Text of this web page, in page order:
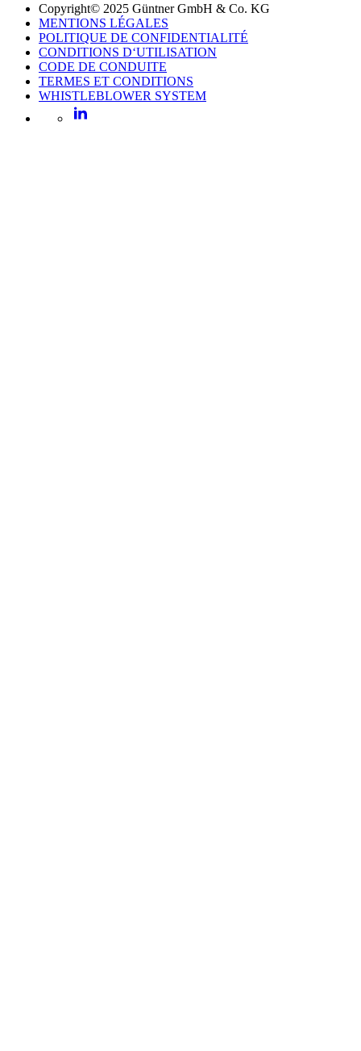
Copyright© 2025 Güntner GmbH & Co. KG
MENTIONS LÉGALES
POLITIQUE DE CONFIDENTIALITÉ
CONDITIONS D‘UTILISATION
CODE DE CONDUITE
TERMES ET CONDITIONS
WHISTLEBLOWER SYSTEM